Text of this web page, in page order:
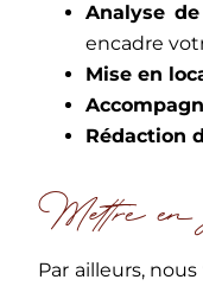
Analyse
encadre
Mise en
Rédaction
Mettre en
Par ailleurs,